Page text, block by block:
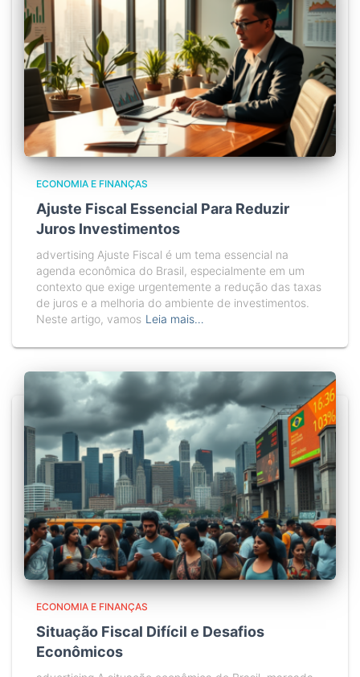
ECONOMIA E FINANÇAS
Ajuste Fiscal Essencial Para Reduzir
Juros Investimentos
advertising Ajuste Fiscal é um tema essencial na
agenda econômica do Brasil, especialmente em um
contexto que exige urgentemente a redução das taxas
de juros e a melhoria do ambiente de investimentos.
Neste artigo, vamos Leia mais…
ECONOMIA E FINANÇAS
Situação Fiscal Difícil e Desafios
Econômicos